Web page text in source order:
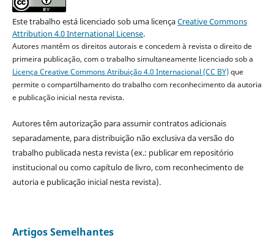
Este trabalho está licenciado sob uma licençaCreative Commons
Attribution 4.0 International License.
Autores mantêm os direitos autorais e concedem à revista o direito de
primeira publicação, com o trabalho simultaneamente licenciado sob a
Licença Creative Commons Atribuição 4.0 Internacional (CC BY)que
permite o compartilhamento do trabalho com reconhecimento da autoria
e publicação inicial nesta revista.
Autores têm autorização para assumir contratos adicionais
separadamente, para distribuição não exclusiva da versão do
trabalho publicada nesta revista (ex.: publicar em repositório
institucional ou como capítulo de livro, com reconhecimento de
autoria e publicação inicial nesta revista).
Artigos Semelhantes